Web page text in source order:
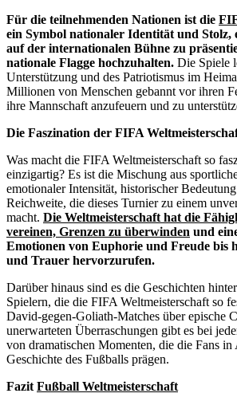
Für die teilnehmenden Nationen ist die
ein Symbol nationaler Identität und Stolz,
auf der internationalen Bühne zu
nationale Flagge hochzuhalten. Die Spiele
Unterstützung und des Patriotismus im
Millionen von Menschen gebannt vor ihren
ihre Mannschaft anzufeuern und zu
Die Faszination der FIFA
Was macht die FIFA Weltmeisterschaft so
einzigartig? Es ist die Mischung aus
emotionaler Intensität, historischer
Reichweite, die dieses Turnier zu einem
macht. Die Weltmeisterschaft hat die
vereinen, Grenzen zu überwinden und
Emotionen von Euphorie und Freude bis
und Trauer hervorzurufen.
Darüber hinaus sind es die Geschichten
Spielern, die die FIFA Weltmeisterschaft so
David-gegen-Goliath-Matches über epische
unerwarteten Überraschungen gibt es bei
von dramatischen Momenten, die die Fans
Geschichte des Fußballs prägen.
Fazit Fußball Weltmeisterschaft